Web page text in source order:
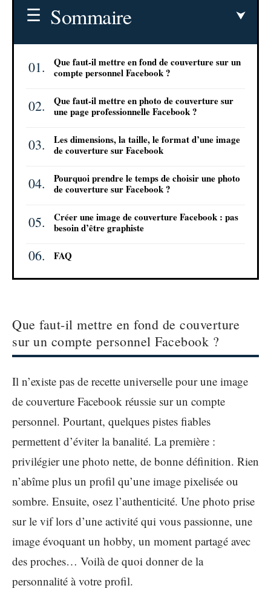
Sommaire
Que faut-il mettre en fond de couverture sur un
compte personnel Facebook ?
Que faut-il mettre en photo de couverture sur
une page professionnelle Facebook ?
Les dimensions, la taille, le format d’une image
de couverture sur Facebook
Pourquoi prendre le temps de choisir une photo
de couverture sur Facebook ?
Créer une image de couverture Facebook : pas
besoin d’être graphiste
FAQ
Que faut-il mettre en fond de couverture
sur un compte personnel Facebook ?
Il n’existe pas de recette universelle pour une image
de couverture Facebook réussie sur un compte
personnel. Pourtant, quelques pistes fiables
permettent d’éviter la banalité. La première :
privilégier une photo nette, de bonne définition. Rien
n’abîme plus un profil qu’une image pixelisée ou
sombre. Ensuite, osez l’authenticité. Une photo prise
sur le vif lors d’une activité qui vous passionne, une
image évoquant un hobby, un moment partagé avec
des proches… Voilà de quoi donner de la
personnalité à votre profil.